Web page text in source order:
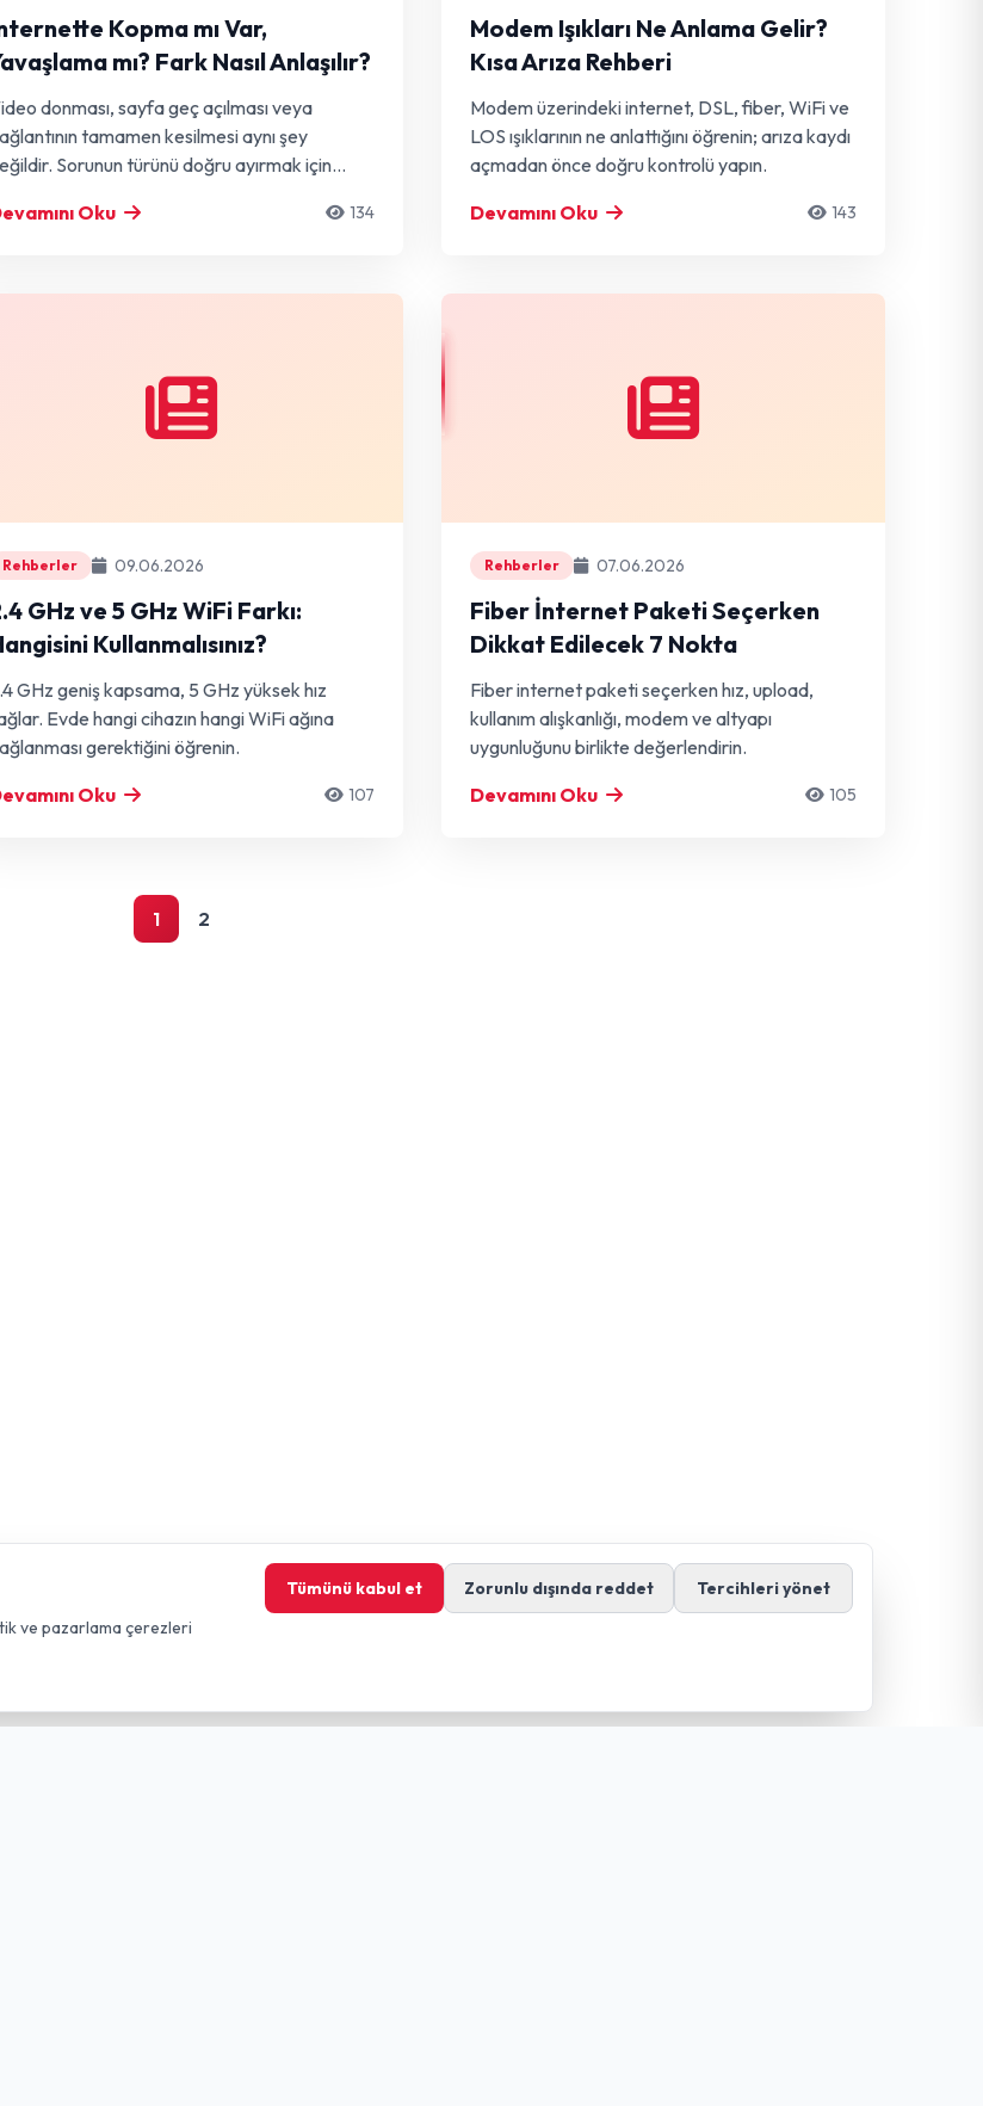
Kopma mı Var,
mı? Fark Nasıl Anlaşılır?
donması, sayfa geç açılması veya
tamamen kesilmesi aynı şey
Sorunun türünü doğru ayırmak için
Oku
134
Modem Işıkları Ne Anlama Gelir?
Kısa Arıza Rehberi
Modem üzerindeki internet, DSL, fiber, WiFi ve
LOS ışıklarının ne anlattığını öğrenin; arıza kaydı
açmadan önce doğru kontrolü yapın.
Devamını Oku
143
Rehberler 09.06.2026
GHz ve 5 GHz WiFi Farkı:
Kullanmalısınız?
GHz geniş kapsama, 5 GHz yüksek hız
Evde hangi cihazın hangi WiFi ağına
gerektiğini öğrenin.
Oku
107
Rehberler 07.06.2026
Fiber İnternet Paketi Seçerken
Dikkat Edilecek 7 Nokta
Fiber internet paketi seçerken hız, upload,
kullanım alışkanlığı, modem ve altyapı
uygunluğunu birlikte değerlendirin.
Devamını Oku
105
1 2
ve pazarlama çerezleri
Tümünü kabul et Zorunlu dışında reddet Tercihleri yönet